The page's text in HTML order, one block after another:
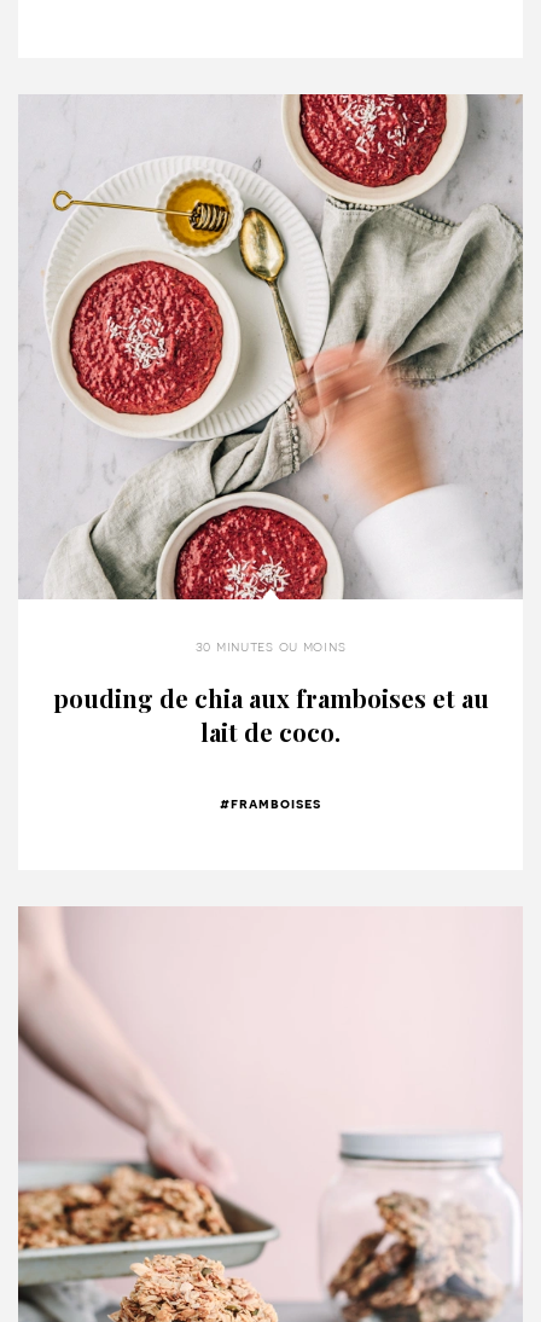
30 minutes ou moins
pouding de chia aux framboises et au
lait de coco.
#framboises